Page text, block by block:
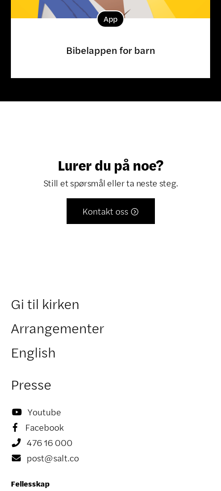
App
Bibelappen for barn
Lurer du på noe?
Still et spørsmål eller ta neste steg.
Kontakt oss 
Gi til kirken
Arrangementer
English
Presse
 Youtube
 Facebook
 476 16 000
 post@salt.co
Fellesskap